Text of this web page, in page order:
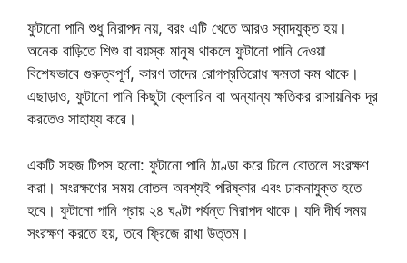
ফুটানো পানি শুধু নিরাপদ নয়, বরং এটি খেতে আরও স্বাদযুক্ত হয়।
অনেক বাড়িতে শিশু বা বয়স্ক মানুষ থাকলে ফুটানো পানি দেওয়া
বিশেষভাবে গুরুত্বপূর্ণ, কারণ তাদের রোগপ্রতিরোধ ক্ষমতা কম থাকে।
এছাড়াও, ফুটানো পানি কিছুটা ক্লোরিন বা অন্যান্য ক্ষতিকর রাসায়নিক দূর
করতেও সাহায্য করে।
একটি সহজ টিপস হলো: ফুটানো পানি ঠাণ্ডা করে ঢিলে বোতলে সংরক্ষণ
করা। সংরক্ষণের সময় বোতল অবশ্যই পরিষ্কার এবং ঢাকনাযুক্ত হতে
হবে। ফুটানো পানি প্রায় ২৪ ঘণ্টা পর্যন্ত নিরাপদ থাকে। যদি দীর্ঘ সময়
সংরক্ষণ করতে হয়, তবে ফ্রিজে রাখা উত্তম।